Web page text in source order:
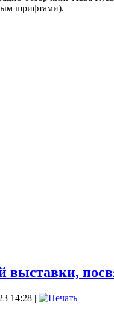
шрифтами).
выставки,
14:28 |